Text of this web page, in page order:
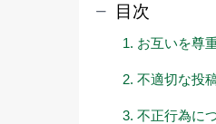
目次
1. お互いを尊
2. 不適切な投
3. 不正行為に